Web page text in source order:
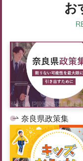
お
奈良県政策集